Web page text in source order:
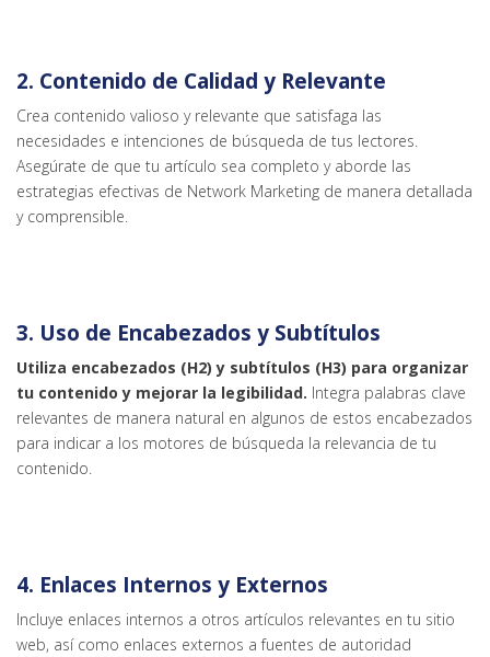
2. Contenido de Calidad y Relevante
Crea contenido valioso y relevante que satisfaga las
necesidades e intenciones de búsqueda de tus lectores.
Asegúrate de que tu artículo sea completo y aborde las
estrategias efectivas de Network Marketing de manera detallada
y comprensible.
3. Uso de Encabezados y Subtítulos
Utiliza encabezados (H2) y subtítulos (H3) para organizar
tu contenido y mejorar la legibilidad. Integra palabras clave
relevantes de manera natural en algunos de estos encabezados
para indicar a los motores de búsqueda la relevancia de tu
contenido.
4. Enlaces Internos y Externos
Incluye enlaces internos a otros artículos relevantes en tu sitio
web, así como enlaces externos a fuentes de autoridad